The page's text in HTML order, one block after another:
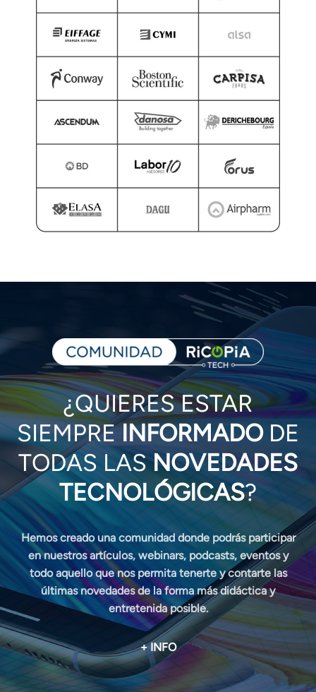
¿QUIERES ESTAR
SIEMPREINFORMADODE
TODAS LAS NOVEDADES
TECNOLÓGICAS?
Hemos creado una comunidaddonde podrás participar
en nuestrosartículos, webinars, podcasts, eventosy
todo aquello que nos permita tenerte y contarte las
últimas novedades de la forma más didáctica y
entretenida posible.
+ INFO